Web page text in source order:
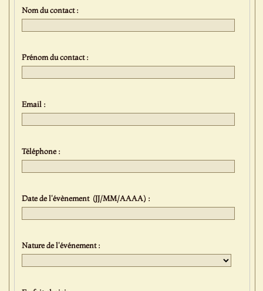
Nom du contact :
Prénom du contact :
Email :
Téléphone :
Date de l'évènement (JJ/MM/AAAA) :
Nature de l'événement :